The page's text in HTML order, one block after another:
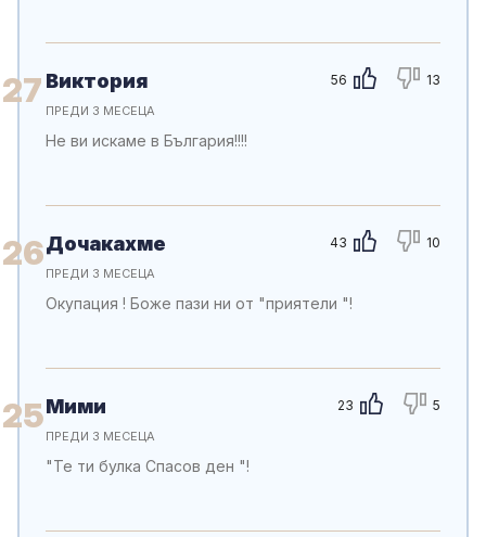
27 56 13
Виктория
ПРЕДИ 3 МЕСЕЦА
Не ви искаме в България!!!!
26 43 10
Дочакахме
ПРЕДИ 3 МЕСЕЦА
Окупация ! Боже пази ни от "приятели "!
25 23 5
Мими
ПРЕДИ 3 МЕСЕЦА
"Те ти булка Спасов ден "!